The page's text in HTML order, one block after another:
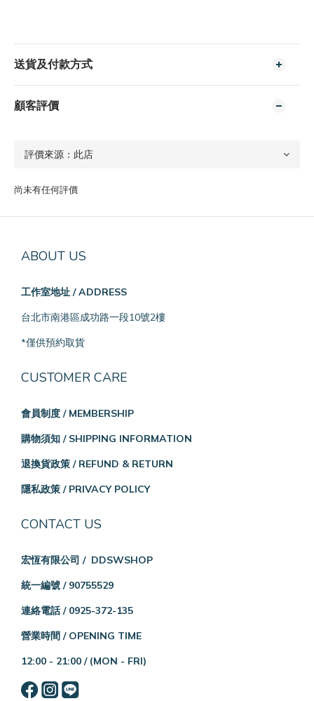
送貨及付款方式
顧客評價
尚未有任何評價
ABOUT US
工作室地址 / ADDRESS
台北市南港區成功路一段10號2樓
*僅供預約取貨
CUSTOMER CARE
會員制度 / MEMBERSHIP
購物須知 / SHIPPING INFORMATION
退換貨政策 / REFUND & RETURN
隱私政策 / PRIVACY POLICY
CONTACT US
宏恆有限公司 / DDSWSHOP
統一編號 / 90755529
連絡電話 / 0925-372-135
營業時間 / OPENING TIME
12:00 - 21:00 / (MON - FRI)